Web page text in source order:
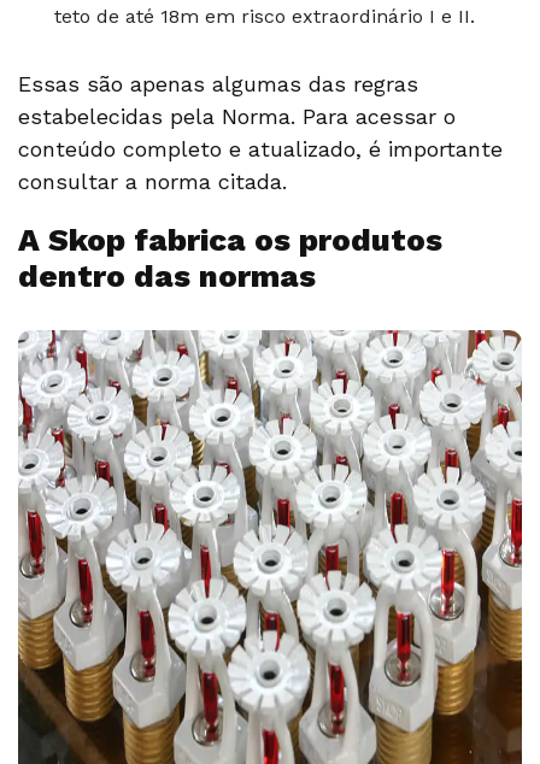
teto de até 18m em risco extraordinário I e II.
Essas são apenas algumas das regras
estabelecidas pela Norma. Para acessar o
conteúdo completo e atualizado, é importante
consultar a norma citada.
A Skop fabrica os produtos
dentro das normas